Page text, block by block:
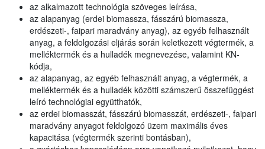
az alkalmazott technológia szöveges leírása,
az alapanyag (erdei biomassza, fásszárú biomassza,
erdészeti-, faipari maradvány anyag), az egyéb felhasznált
anyag, a feldolgozási eljárás során keletkezett végtermék, a
melléktermék és a hulladék megnevezése, valamint KN-
kódja,
az alapanyag, az egyéb felhasznált anyag, a végtermék, a
melléktermék és a hulladék közötti számszerű összefüggést
leíró technológiai együtthatók,
az erdei biomasszát, fásszárú biomasszát, erdészeti-, faipari
maradvány anyagot feldolgozó üzem maximális éves
kapacitása (végtermék szerinti bontásban),